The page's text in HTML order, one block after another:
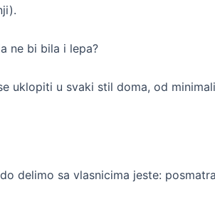
ne bi bila i lepa?
uklopiti u svaki stil doma, od
delimo sa vlasnicima jeste: